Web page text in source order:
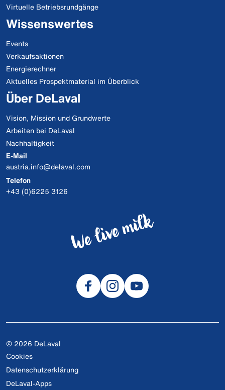
Virtuelle Betriebsrundgänge
Wissenswertes
Events
Verkaufsaktionen
Energierechner
Aktuelles Prospektmaterial im Überblick
Über DeLaval
Vision, Mission und Grundwerte
Arbeiten bei DeLaval
Nachhaltigkeit
E-Mail
austria.info@delaval.com
Telefon
+43 (0)6225 3126
© 2026 DeLaval
Cookies
Datenschutzerklärung
DeLaval-Apps